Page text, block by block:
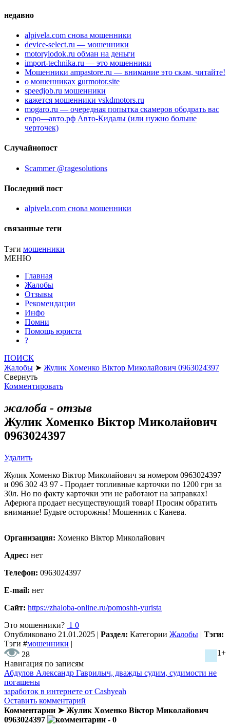
недавно
alpivela.com снова мошенники
device-select.ru — мошенники
motorylodok.ru обман на деньги
import-technika.ru — это мошенники
Мошенники ampastore.ru — внимание это скам, читайте!
о мошенниках gurmotor.site
speedjob.ru мошенники
кажется мошенники vskdmotors.ru
mogaro.ru — очередная попытка скамеров ободрать вас
евро—авто.рф Авто-Кидалы (или нужно больше
черточек)
Случайнопост
Scammer @ragesolutions
Последний пост
alpivela.com снова мошенники
связанные теги
Тэги мошенники
МЕНЮ
Главная
Жалобы
Отзывы
Рекомендации
Инфо
Помни
Помощь юриста
?
ПОИСК
Жалобы ➤ Жулик Хоменко Віктор Миколайович 0963024397
Свернуть
Комментировать
жалоба - отзыв
Жулик Хоменко Віктор Миколайович
0963024397
Удалить
Жулик Хоменко Віктор Миколайович за номером 0963024397
и 096 302 43 97 - Продает топливные карточки по 1200 грн за
30л. Но по факту карточки эти не работают на заправках!
Аферюга продает несуществующий товар! Просим обратить
внимание! Будьте осторожны! Мошенник с Канева.
Организация: Хоменко Віктор Миколайович
Адрес: нет
Телефон: 0963024397
E-mail: нет
Сайт: https://zhaloba-online.ru/pomoshh-yurista
Это мошенники? 1 0
Опубликовано 21.01.2025 | Раздел: Категории Жалобы | Тэги:
Тэги #мошенники |
28
1+
Навигация по записям
Абдулов Александр Гаврилыч, дважды судим, судимости не
погашены
заработок в интернете от Cashyeah
Оставить комментарий
Комментарии ➤ Жулик Хоменко Віктор Миколайович
0963024397
- 0